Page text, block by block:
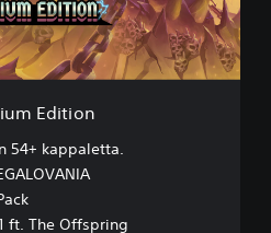
Edition
54+ kappaletta.
ft. The Offspring